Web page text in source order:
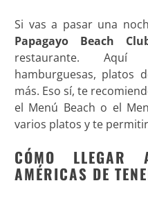
Si vas a pasar una
Papagayo Beach
restaurante. Aquí
hamburguesas, platos
más. Eso sí, te
el Menú Beach o el
varios platos y te
CÓMO
AMÉRICAS DE